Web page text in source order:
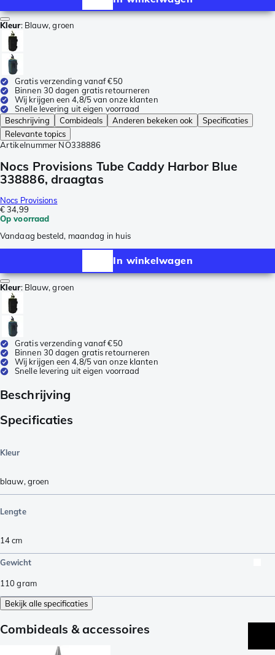
Kleur: Blauw, groen
Gratis verzending vanaf €50
Binnen 30 dagen gratis retourneren
Wij krijgen een 4,8/5 van onze klanten
Snelle levering uit eigen voorraad
Beschrijving
Combideals Anderen bekeken ook
Specificaties
Relevante topics
Artikelnummer NO338886
Nocs Provisions Tube Caddy Harbor Blue
338886, draagtas
Nocs Provisions
€ 34,99
Op voorraad
Vandaag besteld, maandag in huis
In winkelwagen
Kleur: Blauw, groen
Gratis verzending vanaf €50
Binnen 30 dagen gratis retourneren
Wij krijgen een 4,8/5 van onze klanten
Snelle levering uit eigen voorraad
Beschrijving
Specificaties
Kleur
blauw, groen
Lengte
14cm
Gewicht
110gram
Bekijk alle specificaties
Combideals & accessoires